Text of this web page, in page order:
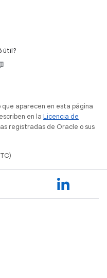
útil?
aparecen en esta página
en la Licencia de
registradas de Oracle o sus